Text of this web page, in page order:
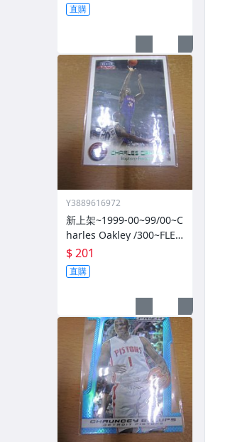
直購
Y3889616972
新上架~1999-00~99/00~C
harles Oakley /300~FLEE
R~~限量/300~1060114-1
$ 201
直購